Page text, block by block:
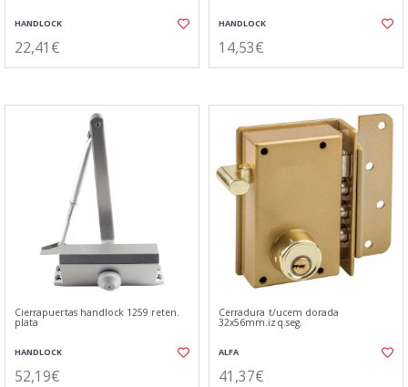
HANDLOCK
22,41€
HANDLOCK
14,53€
Cierrapuertas handlock 1259 reten.
plata
HANDLOCK
52,19€
Cerradura t/ucem dorada
32x56mm.izq.seg.
ALFA
41,37€